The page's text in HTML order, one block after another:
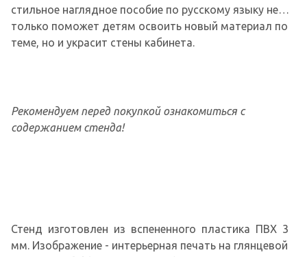
стильное наглядное пособие по русскому языку не
только поможет детям освоить новый материал по
теме, но и украсит стены кабинета.
Рекомендуем перед покупкой ознакомиться с
содержанием стенда!
Стенд изготовлен из вспененного пластика ПВХ 3
мм. Изображение - интерьерная печать на глянцевой